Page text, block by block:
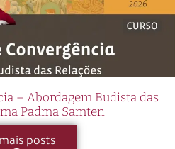
– Abordagem Budista das
Padma Samten
posts